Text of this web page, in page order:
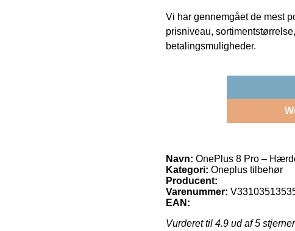
Vi har gennemgået de mest
prisniveau,
betalingsmuligheder.
Navn: OnePlus 8 Pro –
Kategori: Oneplus tilbehør
Producent:
Varenummer:
EAN:
Vurderet til 4.9 ud af 5